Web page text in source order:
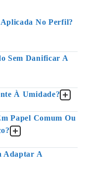
No Perfil?
Sem Danificar A
À Umidade?
Papel Comum Ou
Adaptar A